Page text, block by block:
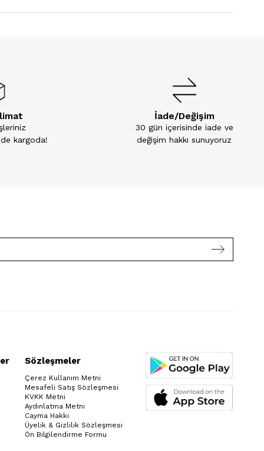
kargoda!
İade/Değişim
30 gün içerisinde iade ve
değişim hakkı sunuyoruz
Sözleşmeler
Çerez Kullanım Metni
Mesafeli Satış Sözleşmesi
KVKK Metni
Aydınlatma Metni
Cayma Hakkı
Üyelik & Gizlilik Sözleşmesi
Ön Bilgilendirme Formu